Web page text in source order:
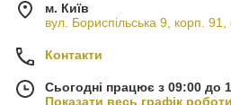
м. Київ
вул. Бориспільська 9, корп.
Контакти
Сьогодні працює з 09:00 до
Показати весь графік роботи